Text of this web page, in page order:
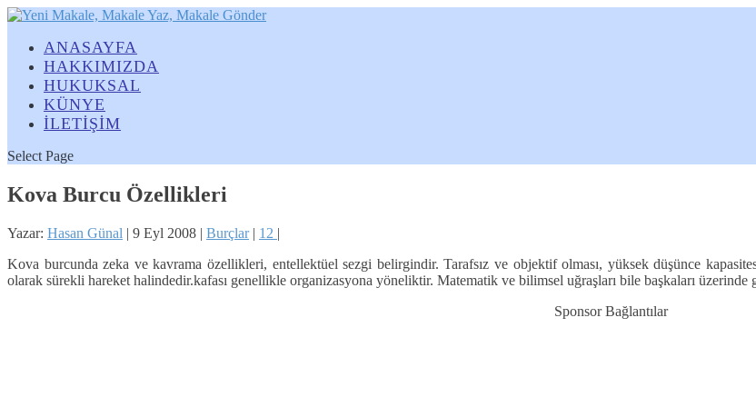
ANASAYFA
HAKKIMIZDA
HUKUKSAL
KÜNYE
İLETİŞİM
Select Page
Kova Burcu Özellikleri
Yazar: Hasan Günal | 9 Eyl 2008 | Burçlar| 12 |
Kova burcunda zeka ve kavrama özellikleri, entellektüel sezgi belirgindir. Tarafsız ve objektif olması, yüksek düşünce
olarak sürekli hareket halindedir.kafası genellikle organizasyona yöneliktir. Matematik ve bilimsel uğraşları bile başkaları üzerinde
Sponsor Bağlantılar